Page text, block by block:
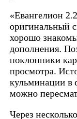
«Евангелион
оригинальный
хорошо
дополнения.
поклонники
просмотра.
кульминации в
можно
Через